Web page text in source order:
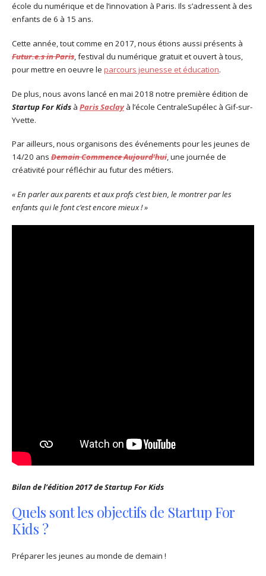
école du numérique et de l’innovation à Paris. Ils s’adressent à des
enfants de 6 à 15 ans.
Cette année, tout comme en 2017, nous étions aussi présents à
Futur.e.s in Paris, festival du numérique gratuit et ouvert à tous,
pour mettre en oeuvre le parcours jeunesse et éducation.
De plus, nous avons lancé en mai 2018 notre première édition de
Startup For Kids à Paris Saclayà l’école CentraleSupélec à Gif-sur-
Yvette.
Par ailleurs, nous organisons des événements pour les jeunes de
14/20 ans Demain Commence Aujourd’hui, une journée de
créativité pour réfléchir au futur des métiers.
« En parler aux parents et aux profs c’est bien, le montrer par les
enfants qui le font c’est encore mieux ! »
Bilan de l’édition 2017 de Startup For Kids
Quels sont les objectifs de Startup For
Kids ?
Préparer les jeunes au monde de demain !